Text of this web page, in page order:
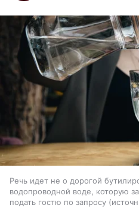
Речь идет не о дорогой
водопроводной воде, которую
подать гостю по запросу